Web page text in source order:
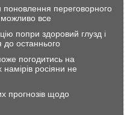
поновлення переговорного
все
попри здоровий глузд і
до останнього
погодитись на
росіяни не
прогнозів щодо